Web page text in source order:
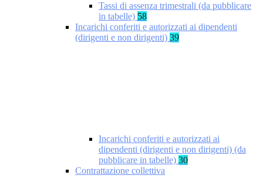
Tassi di assenza trimestrali (da pubblicare
in tabelle) 58
Incarichi conferiti e autorizzati ai dipendenti
(dirigenti e non dirigenti) 39
Incarichi conferiti e autorizzati ai
dipendenti (dirigenti e non dirigenti) (da
pubblicare in tabelle) 30
Contrattazione collettiva